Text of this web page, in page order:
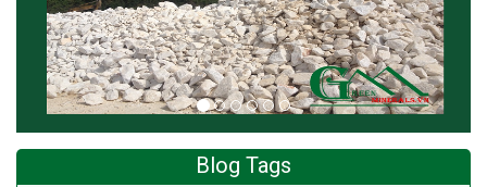
Blog Tags